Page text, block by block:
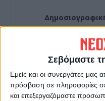
Σεβόμαστε
Εμείς και οι συνεργάτες μας
πρόσβαση σε πληροφορίες
και επεξεργαζόμαστε
Η Αρχαιότερη Καθημερινή